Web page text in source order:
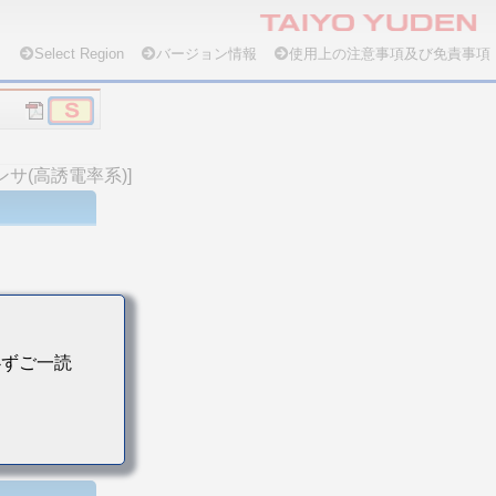
Select Region バージョン情報 使用上の注意事項及び免責事項
サ(高誘電率系)]
ご一読